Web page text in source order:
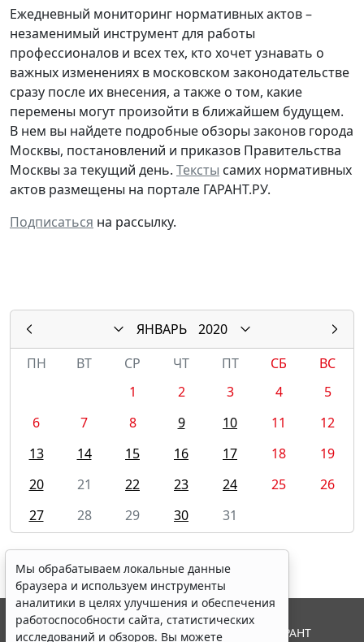
Ежедневный мониторинг нормативных актов –
незаменимый инструмент для работы
профессионалов и всех тех, кто хочет узнавать о
важных изменениях в московском законодательстве
сразу после их внесения, а также о том, какие
перемены могут произойти в ближайшем будущем.
В нем вы найдете подробные обзоры законов города
Москвы, постановлений и приказов Правительства
Москвы за текущий день. Тексты самих нормативных
актов размещены на портале ГАРАНТ.РУ.
Подписаться на рассылку.
ЯНВАРЬ
2020
ПН
ВТ СР ЧТ ПТ СБ
ВС
1
2 3 4
5
6
7 8 9 10 11
12
13
14 15 16 17 18
19
20
21 22 23 24 25
26
27
28 29 30 31
Мы обрабатываем локальные данные
браузера и используем инструменты
аналитики в целях улучшения и обеспечения
работоспособности сайта, статистических
исследований и обзоров. Вы можете
© ООО "НПП "ГАРАНТ-СЕРВИС", 2026. Система ГАРАНТ